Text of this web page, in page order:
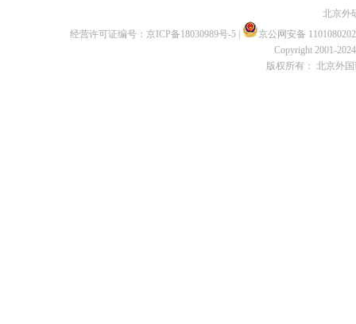
北京外
经营许可证编号： 京ICP备18030989号-5
京公网安备
Copyright 2001-
版权所有： 北京外